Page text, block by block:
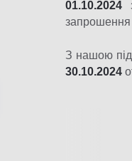
01.10.2024
запрошення
З нашою
30.10.2024